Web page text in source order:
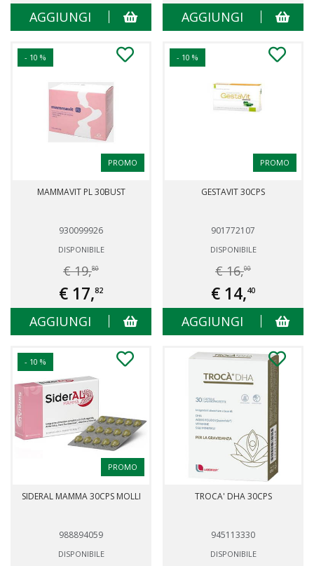
AGGIUNGI AGGIUNGI
- 10 %
PROMO
MAMMAVIT PL 30BUST
930099926
DISPONIBILE
€ 19,80
€ 17,82
AGGIUNGI
- 10 %
PROMO
GESTAVIT 30CPS
901772107
DISPONIBILE
€ 16,00
€ 14,40
AGGIUNGI
- 10 %
PROMO
SIDERAL MAMMA 30CPS MOLLI
988894059
DISPONIBILE
TROCA' DHA 30CPS
945113330
DISPONIBILE